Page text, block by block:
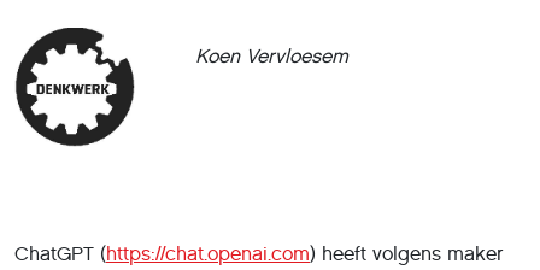
ChatGPT (https://chat.openai.com
OpenAI (https://openai.com
over ideeën brainstormen tot documenten samenvatten.